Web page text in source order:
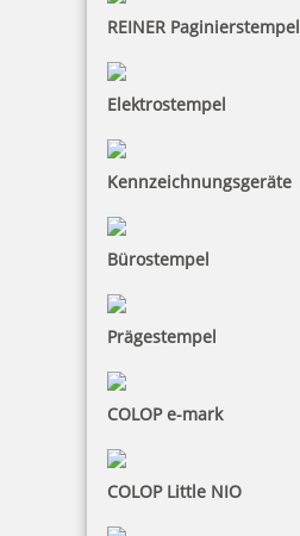
REINER Paginierstempel
Elektrostempel
Kennzeichnungsgeräte
Bürostempel
Prägestempel
COLOP e-mark
COLOP Little NIO
Jetzt gestalten
39,20 €